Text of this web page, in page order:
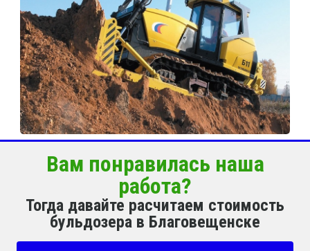
Вам понравилась наша
работа?
Тогда давайте расчитаем стоимость
бульдозера в Благовещенске